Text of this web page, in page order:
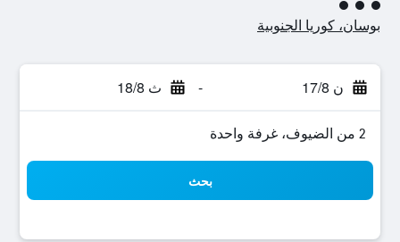
تقييم فئة 3
بوسان، كوريا الجنوبية
ن 17/8 - ث 18/8
2 من الضيوف، غرفة واحدة
بحث